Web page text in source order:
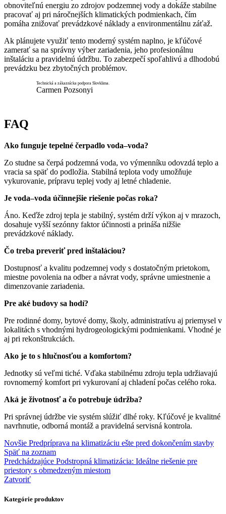
obnoviteľnú energiu zo zdrojov podzemnej vody a dokáže stabilne
pracovať aj pri náročnejších klimatických podmienkach, čím
pomáha znižovať prevádzkové náklady a environmentálnu záťaž.
Ak plánujete využiť tento moderný systém naplno, je kľúčové
zamerať sa na správny výber zariadenia, jeho profesionálnu
inštaláciu a pravidelnú údržbu. To zabezpečí spoľahlivú a dlhodobú
prevádzku bez zbytočných problémov.
Technická a zákaznícka podpora Slovklima.
Carmen Pozsonyi
FAQ
Ako funguje tepelné čerpadlo voda–voda?
Zo studne sa čerpá podzemná voda, vo výmenníku odovzdá teplo a
vracia sa späť do podložia. Stabilná teplota vody umožňuje
vykurovanie, prípravu teplej vody aj letné chladenie.
Je voda–voda účinnejšie riešenie počas roka?
Áno. Keďže zdroj tepla je stabilný, systém drží výkon aj v mrazoch,
dosahuje vyšší sezónny faktor účinnosti a prináša nižšie
prevádzkové náklady.
Čo treba preveriť pred inštaláciou?
Dostupnosť a kvalitu podzemnej vody s dostatočným prietokom,
miestne povolenia na odber a návrat vody, správne umiestnenie a
dimenzovanie zariadenia.
Pre aké budovy sa hodí?
Pre rodinné domy, bytové domy, školy, administratívu aj priemysel v
lokalitách s vhodnými hydrogeologickými podmienkami. Vhodné je
aj pri rekonštrukciách.
Ako je to s hlučnosťou a komfortom?
Jednotky sú veľmi tiché. Vďaka stabilnému zdroju tepla udržiavajú
rovnomerný komfort pri vykurovaní aj chladení počas celého roka.
Aká je životnosť a čo potrebuje údržba?
Pri správnej údržbe vie systém slúžiť dlhé roky. Kľúčové je kvalitné
navrhnutie, odborná montáž a pravidelná servisná kontrola.
Novšie Predpríprava na klimatizáciu ešte pred dokončením stavby
Späť na zoznam
Predchádzajúce Podstropná klimatizácia: Ideálne riešenie pre
priestory s obmedzeným miestom
Zatvoriť
Kategórie produktov